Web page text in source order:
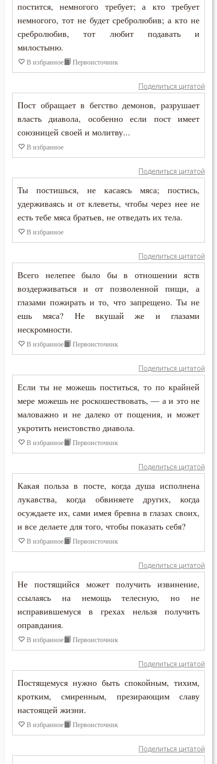
Воля
Воля Божия
Воплощение
Воскресение
Воскресение Христово
Высокомерие
Глаза
Гнев
Гнев Божий
Гордость
Господь
Грех
Дело
Деньги
Добро
Добродетель
Друг
Дух Святой
Еда
Елеосвящение
Естество
Женщина
Жестокость
Серафим Саровский
Симеон Новый Богослов
Тихон Задонский
Феофан Затворник
постится, немногого требует; а кто требует
немногого, тот не будет сребролюбив; а кто не
сребролюбив, тот любит подавать и
милостыню.
В избранное Первоисточник
Поделиться цитатой
Пост обращает в бегство демонов, разрушает
власть диавола, особенно если пост имеет
союзницей своей и молитву...
В избранное
Поделиться цитатой
Ты постишься, не касаясь мяса; постись,
удерживаясь и от клеветы, чтобы через нее не
есть тебе мяса братьев, не отведать их тела.
В избранное
Поделиться цитатой
Всего нелепее было бы в отношении яств
воздерживаться и от позволенной пищи, а
глазами пожирать и то, что запрещено. Ты не
ешь мяса? Не вкушай же и глазами
нескромности.
В избранное Первоисточник
Поделиться цитатой
Если ты не можешь поститься, то по крайней
мере можешь не роскошествовать, — а и это не
маловажно и не далеко от пощения, и может
укротить неистовство диавола.
В избранное Первоисточник
Поделиться цитатой
Какая польза в посте, когда душа исполнена
лукавства, когда обвиняете других, когда
осуждаете их, сами имея бревна в глазах своих,
и все делаете для того, чтобы показать себя?
В избранное Первоисточник
Поделиться цитатой
Не постящийся может получить извинение,
ссылаясь на немощь телесную, но не
исправившемуся в грехах нельзя получить
оправдания.
В избранное Первоисточник
Поделиться цитатой
Постящемуся нужно быть спокойным, тихим,
кротким, смиренным, презирающим славу
настоящей жизни.
В избранное Первоисточник
Поделиться цитатой